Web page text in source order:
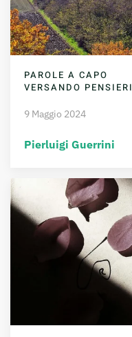
PAROLE A CAPO
VERSANDO PENSIERI
9 Maggio 2024
Pierluigi Guerrini